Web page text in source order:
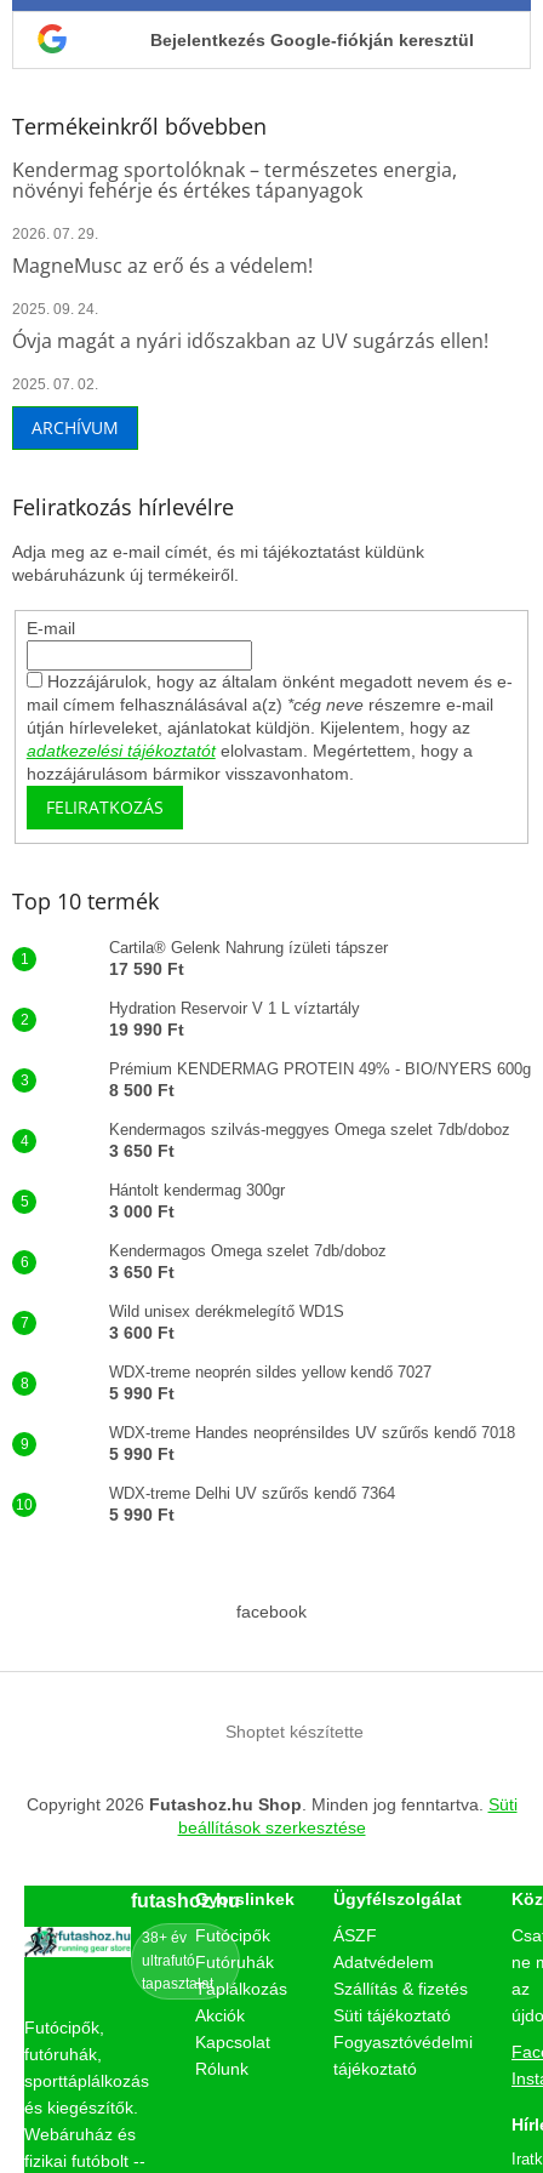
Bejelentkezés Google-fiókján keresztül
Termékeinkről bővebben
Kendermag sportolóknak – természetes energia,
növényi fehérje és értékes tápanyagok
2026. 07. 29.
MagneMusc az erő és a védelem!
2025. 09. 24.
Óvja magát a nyári időszakban az UV sugárzás ellen!
2025. 07. 02.
ARCHÍVUM
Feliratkozás hírlevélre
Adja meg az e-mail címét, és mi tájékoztatást küldünk
webáruházunk új termékeiről.
E-mail
Hozzájárulok, hogy az általam önként megadott nevem és e-
mail címem felhasználásával a(z) *cég neverészemre e-mail
útján hírleveleket, ajánlatokat küldjön. Kijelentem, hogy az
adatkezelési tájékoztatót elolvastam. Megértettem, hogy a
hozzájárulásom bármikor visszavonhatom.
FELIRATKOZÁS
Top 10 termék
Cartila® Gelenk Nahrung ízületi tápszer
17 590 Ft
Hydration Reservoir V 1 L víztartály
19 990 Ft
Prémium KENDERMAG PROTEIN 49% - BIO/NYERS 600g
8 500 Ft
Kendermagos szilvás-meggyes Omega szelet 7db/doboz
3 650 Ft
Hántolt kendermag 300gr
3 000 Ft
Kendermagos Omega szelet 7db/doboz
3 650 Ft
Wild unisex derékmelegítő WD1S
3 600 Ft
WDX-treme neoprén sildes yellow kendő 7027
5 990 Ft
WDX-treme Handes neoprénsildes UV szűrős kendő 7018
5 990 Ft
WDX-treme Delhi UV szűrős kendő 7364
5 990 Ft
facebook
Shoptet készítette
Copyright 2026 Futashoz.hu Shop . Minden jog fenntartva. Süti
beállítások szerkesztése
futashoz.hu
38+ év
ultrafutó
tapasztalat
Futócipők,
futóruhák,
sporttáplálkozás
és kiegészítők.
Webáruház és
fizikai futóbolt --
Gyorslinkek
Futócipők
Futóruhák
Táplálkozás
Akciók
Kapcsolat
Rólunk
Ügyfélszolgálat
ÁSZF
Adatvédelem
Szállítás & fizetés
Süti tájékoztató
Fogyasztóvédelmi
tájékoztató
ne
az